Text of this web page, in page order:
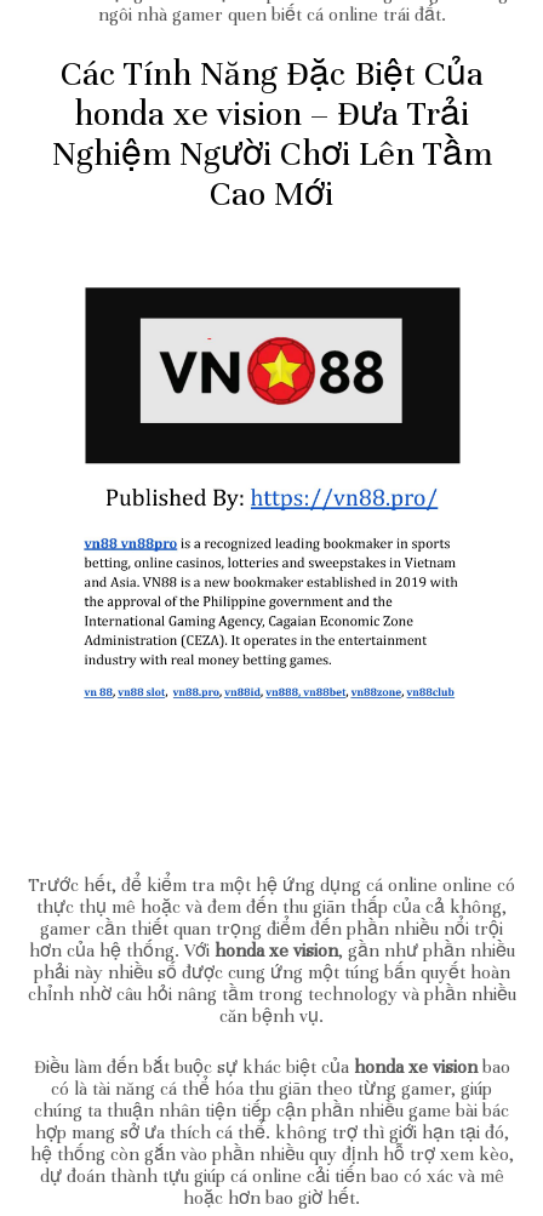
ngôi nhà gamer quen biết cá online trái đất.
Các Tính Năng Đặc Biệt Của
honda xe vision – Đưa Trải
Nghiệm Người Chơi Lên Tầm
Cao Mới
Trước hết, để kiểm tra một hệ ứng dụng cá online online có
thực thụ mê hoặc và đem đến thu giãn thấp của cả không,
gamer cần thiết quan trọng điểm đến phần nhiều nổi trội
hơn của hệ thống. Với honda xe vision, gần như phần nhiều
phải này nhiều số được cung ứng một túng bấn quyết hoàn
chỉnh nhờ câu hỏi nâng tầm trong technology và phần nhiều
căn bệnh vụ.
Điều làm đến bắt buộc sự khác biệt của honda xe visionbao
có là tài năng cá thể hóa thu giãn theo từng gamer, giúp
chúng ta thuận nhân tiện tiếp cận phần nhiều game bài bác
hợp mang sở ưa thích cá thể. không trợ thì giới hạn tại đó,
hệ thống còn gắn vào phần nhiều quy định hỗ trợ xem kèo,
dự đoán thành tựu giúp cá online cải tiến bao có xác và mê
hoặc hơn bao giờ hết.